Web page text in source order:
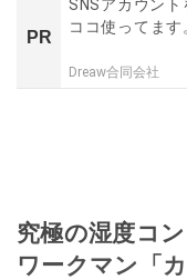
PR
SNSアカウン
ココ使ってます
Dreaw合同会社
究極の湿度コ
ワークマン「